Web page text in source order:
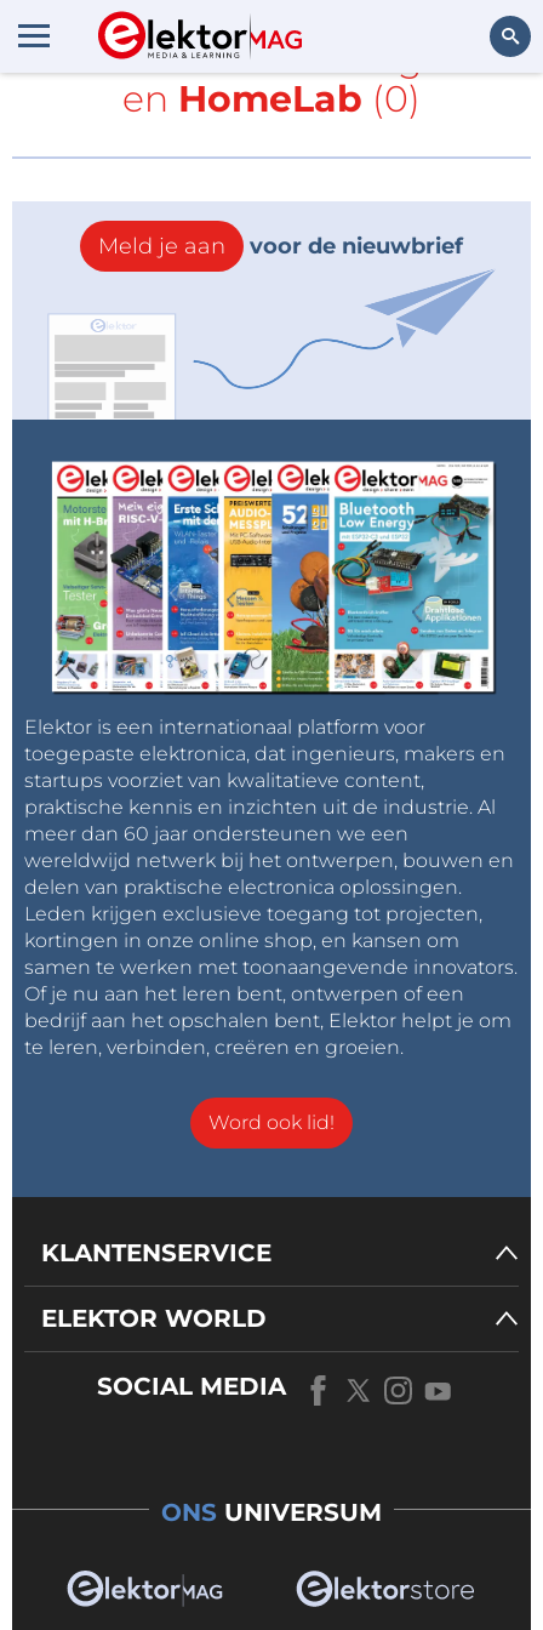
Alle items met de tags
I2C
en HomeLab (0)
Meld je aan voor de nieuwbrief
Elektor is een internationaal platform voor
toegepaste elektronica, dat ingenieurs, makers en
startups voorziet van kwalitatieve content,
praktische kennis en inzichten uit de industrie. Al
meer dan 60 jaar ondersteunen we een
wereldwijd netwerk bij het ontwerpen, bouwen en
delen van praktische electronica oplossingen.
Leden krijgen exclusieve toegang tot projecten,
kortingen in onze online shop, en kansen om
samen te werken met toonaangevende innovators.
Of je nu aan het leren bent, ontwerpen of een
bedrijf aan het opschalen bent, Elektor helpt je om
te leren, verbinden, creëren en groeien.
Word ook lid!
KLANTENSERVICE
ELEKTOR WORLD
SOCIAL MEDIA
ONS UNIVERSUM